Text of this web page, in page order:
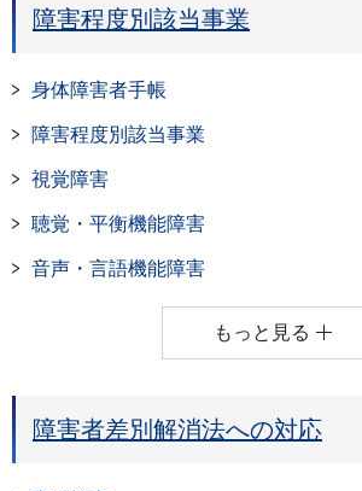
障害程度別該当事業
身体障害者手帳
障害程度別該当事業
視覚障害
聴覚・平衡機能障害
音声・言語機能障害
もっと見る
障害者差別解消法への対応